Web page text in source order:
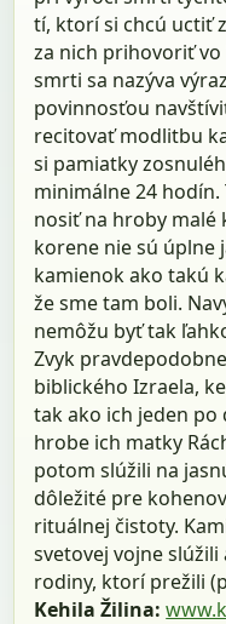
tí, ktorí si chcú uctiť
za nich prihovoriť
smrti sa nazýva
povinnosťou
recitovať modlitbu
si pamiatky
minimálne 24 hodín.
nosiť na hroby malé
korene nie sú úplne
kamienok ako takú
že sme tam boli.
nemôžu byť tak
Zvyk
biblického Izraela,
tak ako ich jeden po
hrobe ich matky
potom slúžili na
dôležité pre
rituálnej čistoty.
svetovej vojne
rodiny, ktorí prežili
Kehila Žilina: